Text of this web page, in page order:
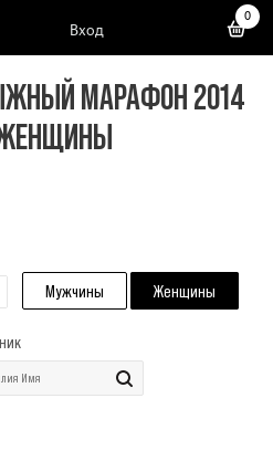
Вход
0
МАРАФОН 2014
Мужчины Женщины